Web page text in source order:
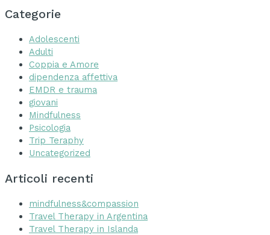
Categorie
Adolescenti
Adulti
Coppia e Amore
dipendenza affettiva
EMDR e trauma
giovani
Mindfulness
Psicologia
Trip Teraphy
Uncategorized
Articoli recenti
mindfulness&compassion
Travel Therapy in Argentina
Travel Therapy in Islanda